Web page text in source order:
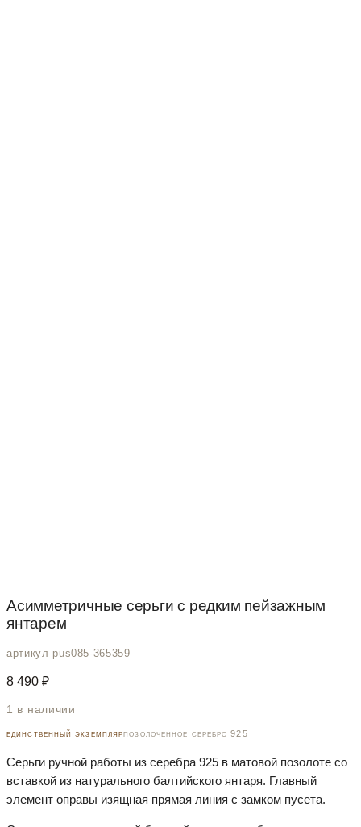
Асимметричные серьги с редким пейзажным
янтарем
артикул pus085-365359
8 490 ₽
1 в наличии
единственный экземплярпозолоченное серебро 925
Серьги ручной работы из серебра 925 в матовой позолоте со
вставкой из натурального балтийского янтаря. Главный
элемент оправы изящная прямая линия с замком пусета.